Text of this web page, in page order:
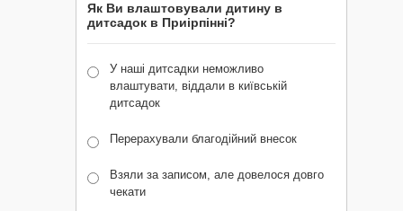
Як Ви влаштовували дитину в
дитсадок в Приірпінні?
У наші дитсадки неможливо
влаштувати, віддали в київській
дитсадок
Перерахували благодійний внесок
Взяли за записом, але довелося довго
чекати